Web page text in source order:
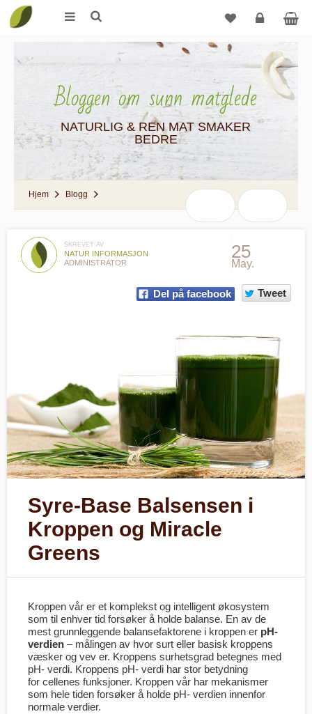
Logg
Bloggen om sunn matglede
NATURLIG & REN MAT SMAKER
BEDRE
Hjem Blogg
SKREVET AV
NATUR INFORMASJON
ADMINISTRATOR
25
May.
Del på facebook Tweet
Syre-Base Balsensen i
Kroppen og Miracle
Greens
Kroppen vår er et komplekst og intelligent økosystem
som til enhver tid forsøker å holde balanse. En av de
mest grunnleggende balansefaktorene i kroppen er pH-
verdien – målingen av hvor surt eller basisk kroppens
væsker og vev er. Kroppens surhetsgrad betegnes med
pH- verdi. Kroppens pH- verdi har stor betydning
for cellenes funksjoner. Kroppen vår har mekanismer
som hele tiden forsøker å holde pH- verdien innenfor
normale verdier.